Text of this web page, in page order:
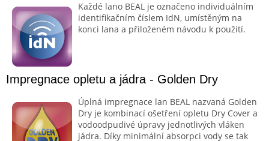
Každé lano BEAL je označeno individuálním
identifikačním číslem IdN, umístěným na
konci lana a přiloženém návodu k použití.
Impregnace opletu a jádra - Golden Dry
Úplná impregnace lan BEAL nazvaná Golden
Dry je kombinací ošetření opletu Dry Cover a
vodoodpudivé úpravy jednotlivých vláken
jádra. Díky minimální absorpci vody se tak